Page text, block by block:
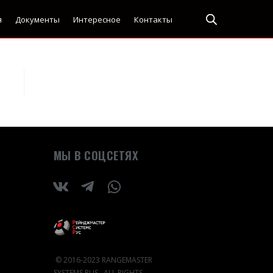
Документы Интересное Контакты
МЫ В СОЦСЕТЯХ
© 2016-2023 RANGEMASTER